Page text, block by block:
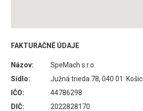
FAKTURAČNÉ ÚDAJE
Názov:
SpeMach s.r.o.
Sídlo:
Južná trieda 78, 040 01
IČO:
44786298
DIČ:
2022828170